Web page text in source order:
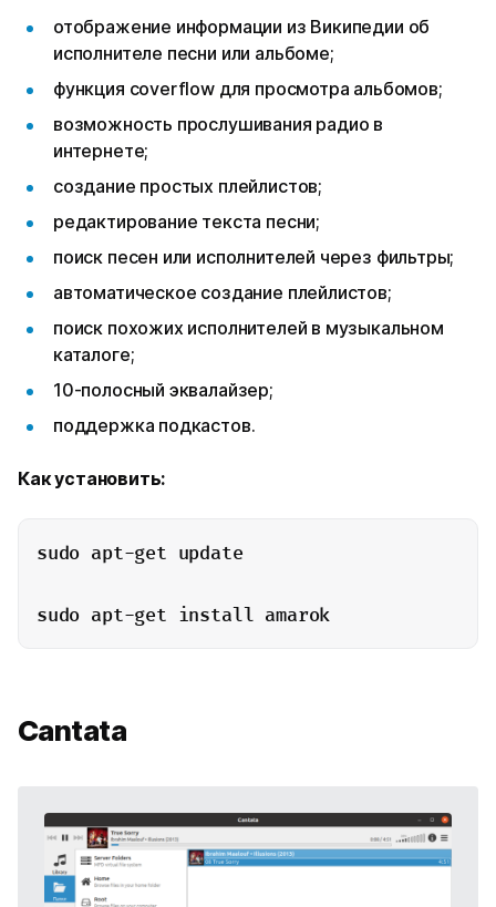
отображение информации из Википедии об
исполнителе песни или альбоме;
функция coverflow для просмотра альбомов;
возможность прослушивания радио в
интернете;
создание простых плейлистов;
редактирование текста песни;
поиск песен или исполнителей через фильтры;
автоматическое создание плейлистов;
поиск похожих исполнителей в музыкальном
каталоге;
10-полосный эквалайзер;
поддержка подкастов.
Как установить:
sudo apt-get update
sudo apt-get install amarok
Cantata